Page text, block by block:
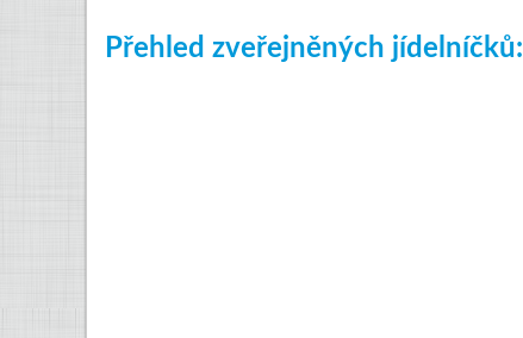
Přehled zveřejněných jídelníčků: